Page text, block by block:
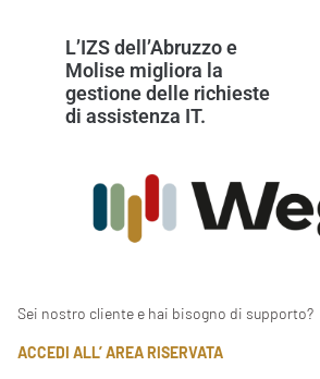
L’IZS dell’Abruzzo e
Molise migliora la
gestione delle richieste
di assistenza IT.
Sei nostro cliente e hai bisogno di supporto?
ACCEDI ALL’ AREA RISERVATA